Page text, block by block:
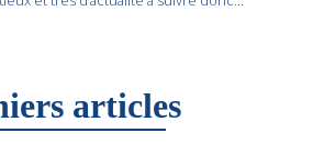
articles